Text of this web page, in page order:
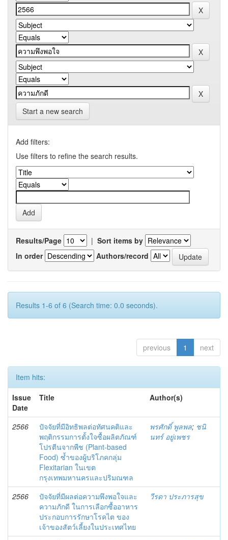
Start a new search
Add filters:
Use filters to refine the search results.
Results/Page | Sort items by
In order
Authors/record
Results 1-6 of 6 (Search time: 0.0 seconds).
previous 1 next
Item hits:
Issue
Date
Title Author(s)
2566
ปัจจัยที่มีอิทธิพลต่อทัศนคติและ
พฤติกรรมการตั้งใจซื้อผลิตภัณฑ์
โปรตีนจากพืช (Plant-based
Food) ซ้ำของผู้บริโภคกลุ่ม
Flexitarian ในเขต
กรุงเทพมหานครและปริมณฑล
พรศักดิ์ พูลพล; ชนิ
นทร์ อยู่เพชร
2566
ปัจจัยที่มีผลต่อความพึงพอใจและ
ความภักดี ในการเลือกซื้ออาหาร
ประกอบการรักษาโรคไต ของ
เจ้าของสัตว์เลี้ยงในประเทศไทย
วีรดา ประภารสุข